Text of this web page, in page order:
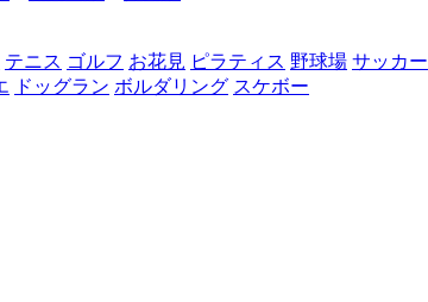
テニス ゴルフ お花見 ピラティス 野球場 サッカー
ドッグラン ボルダリング スケボー